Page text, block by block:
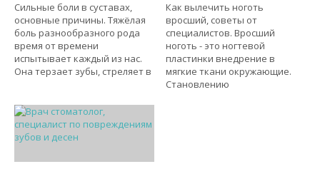
Сильные боли в суставах,
основные причины. Тяжёлая
боль разнообразного рода
время от времени
испытывает каждый из нас.
Она терзает зубы, стреляет в
Как вылечить ноготь
вросший, советы от
специалистов. Вросший
ноготь - это ногтевой
пластинки внедрение в
мягкие ткани окружающие.
Становлению